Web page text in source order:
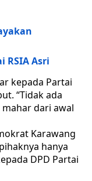
RSIA Asri
kepada Partai
“Tidak ada
mahar dari awal
Karawang
hanya
DPD Partai